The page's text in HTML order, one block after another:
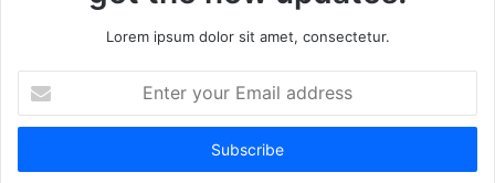
Lorem ipsum dolor sit amet, consectetur.
your
Email